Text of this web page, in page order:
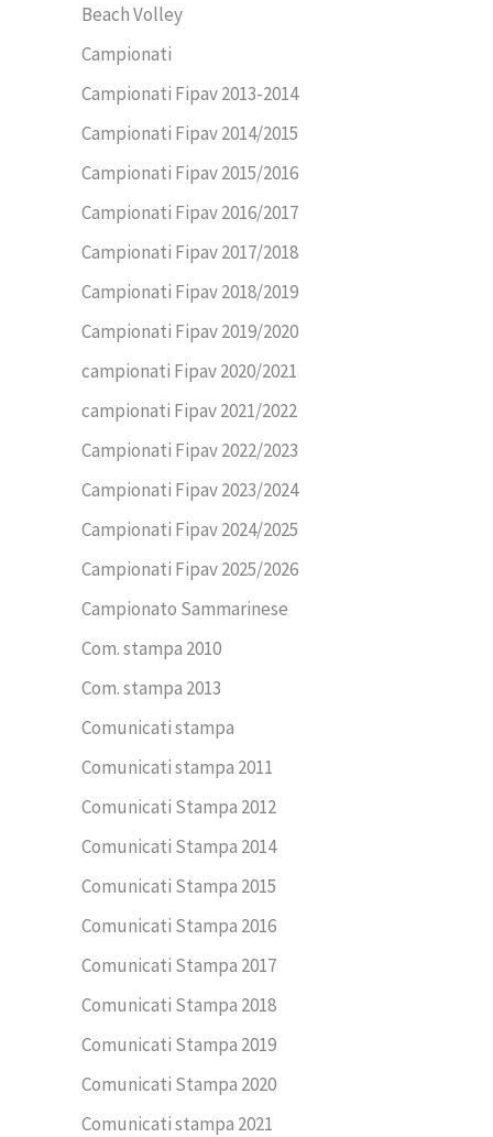
Beach Volley
Campionati
Campionati Fipav 2013-2014
Campionati Fipav 2014/2015
Campionati Fipav 2015/2016
Campionati Fipav 2016/2017
Campionati Fipav 2017/2018
Campionati Fipav 2018/2019
Campionati Fipav 2019/2020
campionati Fipav 2020/2021
campionati Fipav 2021/2022
Campionati Fipav 2022/2023
Campionati Fipav 2023/2024
Campionati Fipav 2024/2025
Campionati Fipav 2025/2026
Campionato Sammarinese
Com. stampa 2010
Com. stampa 2013
Comunicati stampa
Comunicati stampa 2011
Comunicati Stampa 2012
Comunicati Stampa 2014
Comunicati Stampa 2015
Comunicati Stampa 2016
Comunicati Stampa 2017
Comunicati Stampa 2018
Comunicati Stampa 2019
Comunicati Stampa 2020
Comunicati stampa 2021